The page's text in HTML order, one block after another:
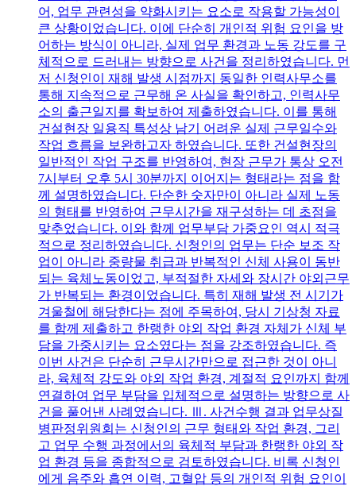
어, 업무 관련성을 약화시키는 요소로 작용할 가능성이
큰 상황이었습니다. 이에 단순히 개인적 위험 요인을 방
어하는 방식이 아니라, 실제 업무 환경과 노동 강도를 구
체적으로 드러내는 방향으로 사건을 정리하였습니다. 먼
저 신청인이 재해 발생 시점까지 동일한 인력사무소를
통해 지속적으로 근무해 온 사실을 확인하고, 인력사무
소의 출근일지를 확보하여 제출하였습니다. 이를 통해
건설현장 일용직 특성상 남기 어려운 실제 근무일수와
작업 흐름을 보완하고자 하였습니다. 또한 건설현장의
일반적인 작업 구조를 반영하여, 현장 근무가 통상 오전
7시부터 오후 5시 30분까지 이어지는 형태라는 점을 함
께 설명하였습니다. 단순한 숫자만이 아니라 실제 노동
의 형태를 반영하여 근무시간을 재구성하는 데 초점을
맞추었습니다. 이와 함께 업무부담 가중요인 역시 적극
적으로 정리하였습니다. 신청인의 업무는 단순 보조 작
업이 아니라 중량물 취급과 반복적인 신체 사용이 동반
되는 육체노동이었고, 부적절한 자세와 장시간 야외근무
가 반복되는 환경이었습니다. 특히 재해 발생 전 시기가
겨울철에 해당한다는 점에 주목하여, 당시 기상청 자료
를 함께 제출하고 한랭한 야외 작업 환경 자체가 신체 부
담을 가중시키는 요소였다는 점을 강조하였습니다. 즉
이번 사건은 단순히 근무시간만으로 접근한 것이 아니
라, 육체적 강도와 야외 작업 환경, 계절적 요인까지 함께
연결하여 업무 부담을 입체적으로 설명하는 방향으로 사
건을 풀어낸 사례였습니다. Ⅲ. 사건수행 결과 업무상질
병판정위원회는 신청인의 근무 형태와 작업 환경, 그리
고 업무 수행 과정에서의 육체적 부담과 한랭한 야외 작
업 환경 등을 종합적으로 검토하였습니다. 비록 신청인
에게 음주와 흡연 이력, 고혈압 등의 개인적 위험 요인이